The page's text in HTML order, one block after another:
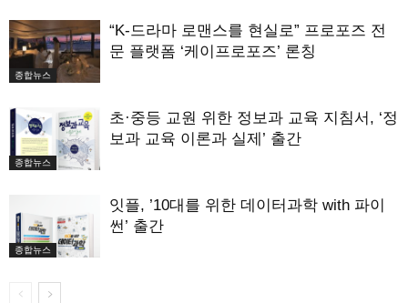
종합뉴스
“K-드라마 로맨스를 현실로” 프로포즈 전
문 플랫폼 ‘케이프로포즈’ 론칭
종합뉴스
초·중등 교원 위한 정보과 교육 지침서, ‘정
보과 교육 이론과 실제’ 출간
종합뉴스
잇플, ’10대를 위한 데이터과학 with 파이
썬’ 출간